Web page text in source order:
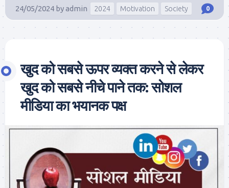
24/05/2024 byadmin 2024 Motivation Society 0
खुद को सबसे ऊपर व्यक्त करने से लेकर
खुद को सबसे नीचे पाने तक: सोशल
मीडिया का भयानक पक्ष